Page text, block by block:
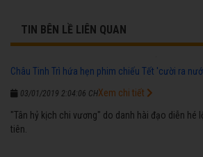
TIN BÊN LỀ LIÊN QUAN
Châu Tinh Trì hứa hẹn phim chiếu Tết 'cười ra
03/01/2019 2:04:06 CH
"Tân hỷ kịch chi vương" do danh hài đạo diễn hé
tiên.
Xem chi tiết